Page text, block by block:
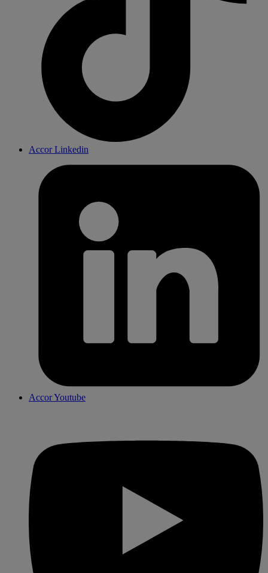
Accor Linkedin
Accor Youtube